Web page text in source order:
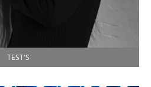
TEST'S